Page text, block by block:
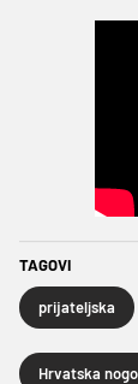
TAGOVI
prijateljska